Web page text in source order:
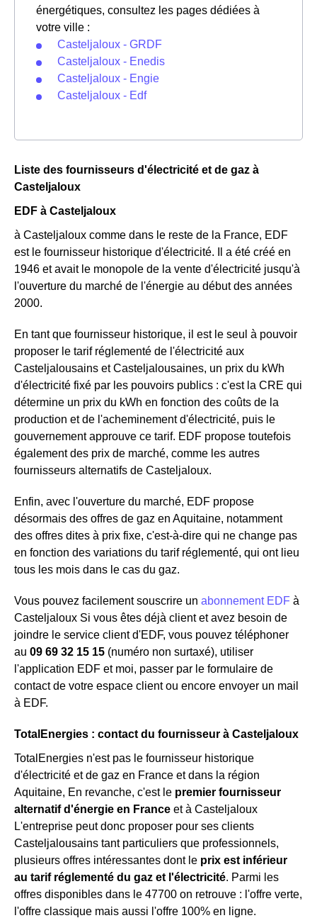
énergétiques, consultez les pages dédiées à
votre ville :
Casteljaloux - GRDF
Casteljaloux - Enedis
Casteljaloux - Engie
Casteljaloux - Edf
Liste des fournisseurs d'électricité et de gaz à
Casteljaloux
EDF à Casteljaloux
à Casteljaloux comme dans le reste de la France, EDF
est le fournisseur historique d'électricité. Il a été créé en
1946 et avait le monopole de la vente d'électricité jusqu'à
l'ouverture du marché de l'énergie au début des années
2000.
En tant que fournisseur historique, il est le seul à pouvoir
proposer le tarif réglementé de l'électricité aux
Casteljalousains et Casteljalousaines, un prix du kWh
d'électricité fixé par les pouvoirs publics : c'est la CRE qui
détermine un prix du kWh en fonction des coûts de la
production et de l'acheminement d'électricité, puis le
gouvernement approuve ce tarif. EDF propose toutefois
également des prix de marché, comme les autres
fournisseurs alternatifs de Casteljaloux.
Enfin, avec l'ouverture du marché, EDF propose
désormais des offres de gaz en Aquitaine, notamment
des offres dites à prix fixe, c'est-à-dire qui ne change pas
en fonction des variations du tarif réglementé, qui ont lieu
tous les mois dans le cas du gaz.
Vous pouvez facilement souscrire un abonnement EDF à
Casteljaloux Si vous êtes déjà client et avez besoin de
joindre le service client d'EDF, vous pouvez téléphoner
au 09 69 32 15 15 (numéro non surtaxé), utiliser
l'application EDF et moi, passer par le formulaire de
contact de votre espace client ou encore envoyer un mail
à EDF.
TotalEnergies : contact du fournisseur à Casteljaloux
TotalEnergies n'est pas le fournisseur historique
d'électricité et de gaz en France et dans la région
Aquitaine, En revanche, c'est le premier fournisseur
alternatif d'énergie en France et à Casteljaloux
L'entreprise peut donc proposer pour ses clients
Casteljalousains tant particuliers que professionnels,
plusieurs offres intéressantes dont le prix est inférieur
au tarif réglementé du gaz et l'électricité. Parmi les
offres disponibles dans le 47700 on retrouve : l'offre verte,
l'offre classique mais aussi l'offre 100% en ligne.